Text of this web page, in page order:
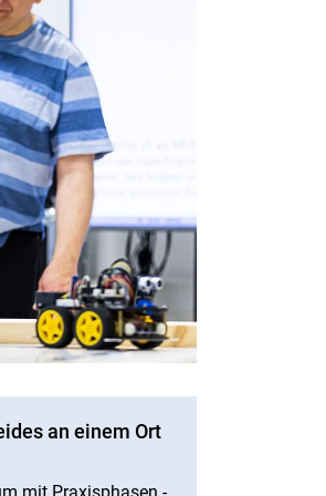
an einem Ort
mit Praxisphasen -